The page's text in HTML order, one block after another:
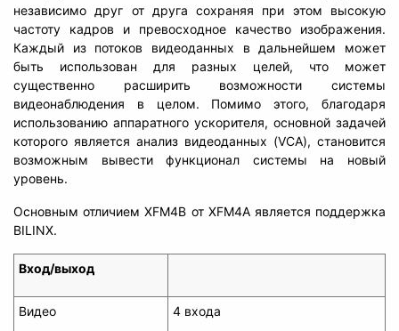
независимо друг от друга сохраняя при этом высокую
частоту кадров и превосходное качество изображения.
Каждый из потоков видеоданных в дальнейшем может
быть использован для разных целей, что может
существенно расширить возможности системы
видеонаблюдения в целом. Помимо этого, благодаря
использованию аппаратного ускорителя, основной задачей
которого является анализ видеоданных (VCA), становится
возможным вывести функционал системы на новый
уровень.
Основным отличием XFM4B от XFM4A является поддержка
BILINX.
Вход/выход
Видео 4 входа